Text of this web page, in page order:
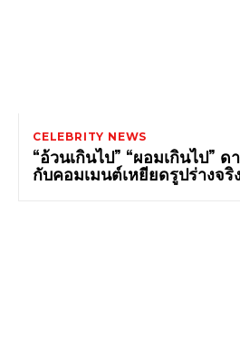
CELEBRITY NEWS
“อ้วนเกินไป” “ผอมเกินไป”
กับคอมเมนต์เหยียดรูปร่างจริ